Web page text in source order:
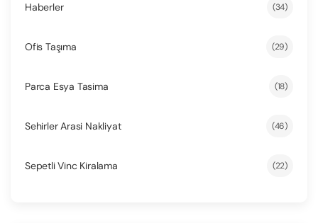
Haberler (34)
Ofis Taşıma (29)
Parca Esya Tasima (18)
Sehirler Arasi Nakliyat (46)
Sepetli Vinc Kiralama (22)